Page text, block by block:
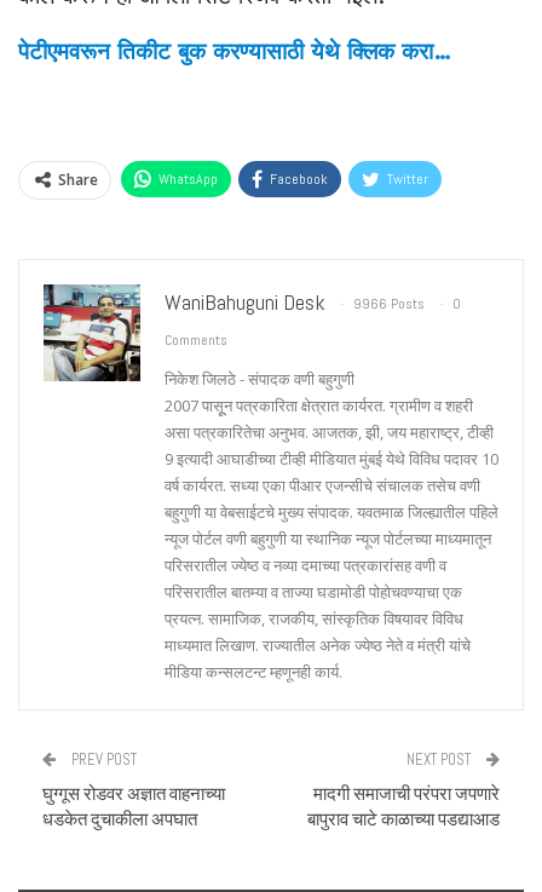
पेटीएमवरून तिकीट बुक करण्यासाठी येथे क्लिक करा…
Share WhatsApp Facebook Twitter
WaniBahuguni Desk 9966 Posts
0
Comments
निकेश जिलठे - संपादक वणी बहुगुणी
2007 पासूून पत्रकारिता क्षेत्रात कार्यरत. ग्रामीण व शहरी
असा पत्रकारितेचा अनुभव. आजतक, झी, जय महाराष्ट्र, टीव्ही
9 इत्यादी आघाडीच्या टीव्ही मीडियात मुंबई येथे विविध पदावर 10
वर्ष कार्यरत. सध्या एका पीआर एजन्सीचे संचालक तसेच वणी
बहुगुणी या वेबसाईटचे मुख्य संपादक. यवतमाळ जिल्ह्यातील पहिले
न्यूज पोर्टल वणी बहुगुणी या स्थानिक न्यूज पोर्टलच्या माध्यमातून
परिसरातील ज्येष्ठ व नव्या दमाच्या पत्रकारांसह वणी व
परिसरातील बातम्या व ताज्या घडामोडी पोहोचवण्याचा एक
प्रयत्न. सामाजिक, राजकीय, सांस्कृतिक विषयावर विविध
माध्यमात लिखाण. राज्यातील अनेक ज्येष्ठ नेते व मंत्री यांचे
मीडिया कन्सलटन्ट म्हणूनही कार्य.
PREV POST
घुग्गूस रोडवर अज्ञात वाहनाच्या
धडकेत दुचाकीला अपघात
NEXT POST
मादगी समाजाची परंपरा जपणारे
बापुराव चाटे काळाच्या पडद्याआड